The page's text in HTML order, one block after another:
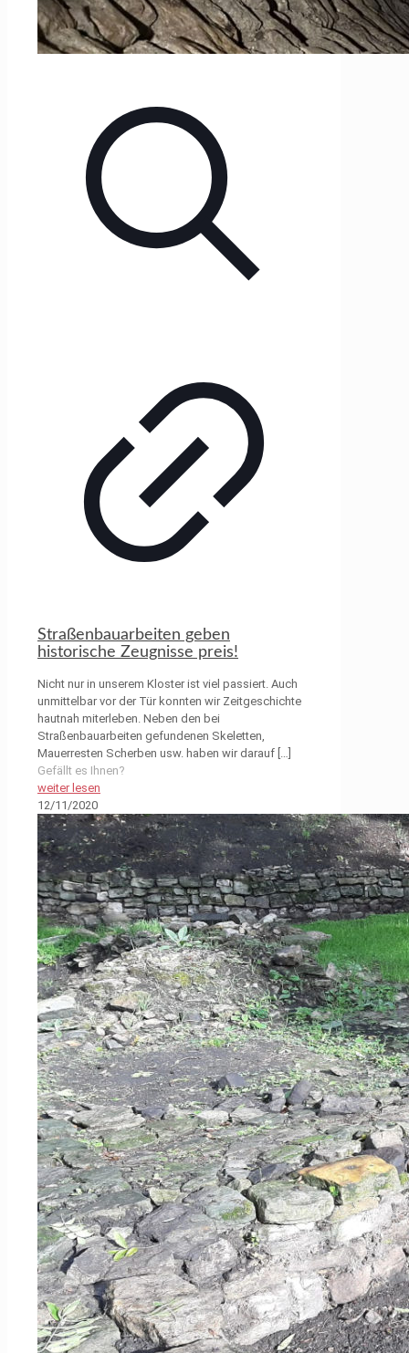
Straßenbauarbeiten geben
historische Zeugnisse preis!
Nicht nur in unserem Kloster ist viel passiert. Auch
unmittelbar vor der Tür konnten wir Zeitgeschichte
hautnah miterleben. Neben den bei
Straßenbauarbeiten gefundenen Skeletten,
Mauerresten Scherben usw. haben wir darauf
Gefällt es Ihnen?
weiter lesen
12/11/2020